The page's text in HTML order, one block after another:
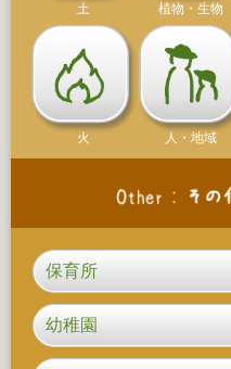
土 植物・生物
火 人・地域
保育所
幼稚園